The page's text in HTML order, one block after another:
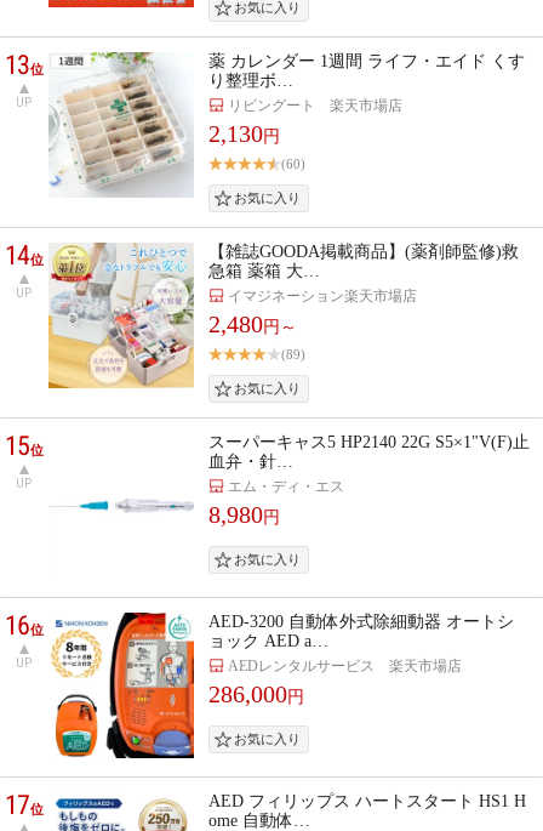
13位
UP
薬 カレンダー 1週間 ライフ・エイド くす
り整理ボ…
リビングート 楽天市場店
2,130円
(60)
14位
UP
【雑誌GOODA掲載商品】(薬剤師監修)救
急箱 薬箱 大…
イマジネーション楽天市場店
2,480円～
(89)
15位
UP
スーパーキャス5 HP2140 22G S5×1"V(F)止
血弁・針…
エム・ディ・エス
8,980円
16位
UP
AED-3200 自動体外式除細動器 オートシ
ョック AED a…
AEDレンタルサービス 楽天市場店
286,000円
17位
AED フィリップス ハートスタート HS1 H
ome 自動体…